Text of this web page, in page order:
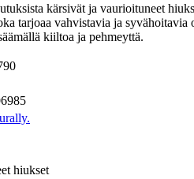
kärsivät ja vaurioituneet
tarjoaa vahvistavia ja
kiiltoa ja pehmeyttä.
hiukset